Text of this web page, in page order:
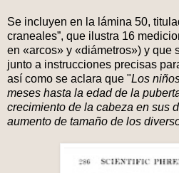
Se incluyen en la lámina 50,
craneales”, que ilustra 16
en «arcos» y «diámetros») y que
junto a instrucciones precisas
así como se aclara que "Los
meses hasta la edad de la
crecimiento de la cabeza en sus
aumento de tamaño de los